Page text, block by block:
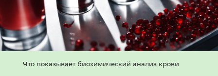
Что показывает биохимический анализ крови